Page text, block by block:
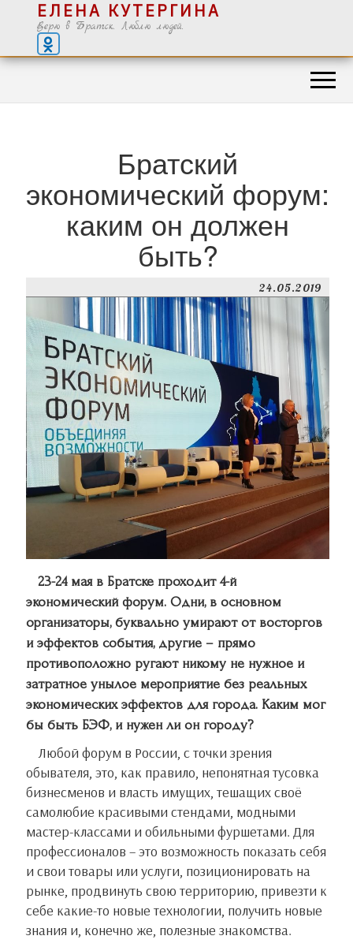
ЕЛЕНА КУТЕРГИНА
Верю в Братск. Люблю людей.
Братский
экономический форум:
каким он должен
быть?
24.05.2019
23-24 мая в Братске проходит 4-й
экономический форум. Одни, в основном
организаторы, буквально умирают от восторгов
и эффектов события, другие – прямо
противоположно ругают никому не нужное и
затратное унылое мероприятие без реальных
экономических эффектов для города. Каким мог
бы быть БЭФ, и нужен ли он городу?
Любой форум в России, с точки зрения
обывателя, это, как правило, непонятная тусовка
бизнесменов и власть имущих, тешащих своё
самолюбие красивыми стендами, модными
мастер-классами и обильными фуршетами. Для
профессионалов – это возможность показать себя
и свои товары или услуги, позиционировать на
рынке, продвинуть свою территорию, привезти к
себе какие-то новые технологии, получить новые
знания и, конечно же, полезные знакомства.